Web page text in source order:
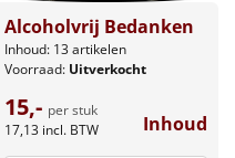
Alcoholvrij Bedanken
Inhoud: 13 artikelen
Voorraad: Uitverkocht
15,- per stuk
17,13 incl. BTW Inhoud